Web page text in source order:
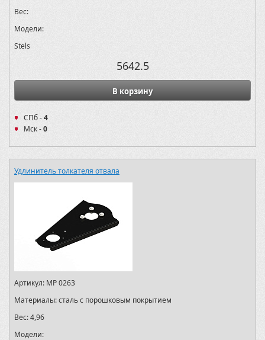
Вес:
Модели:
Stels
5642.5
В корзину
СПб -4
Мск -0
Удлинитель толкателя отвала
Артикул: MP 0263
Материалы:сталь с порошковым покрытием
Вес:4,96
Модели: